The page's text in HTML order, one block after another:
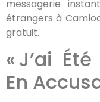
messagerie
étrangers à
gratuit.
« J’ai
En